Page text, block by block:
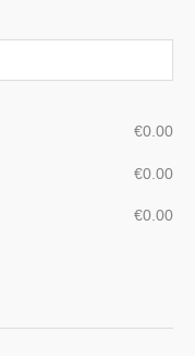
€‎0.00
€‎0.00
€‎0.00